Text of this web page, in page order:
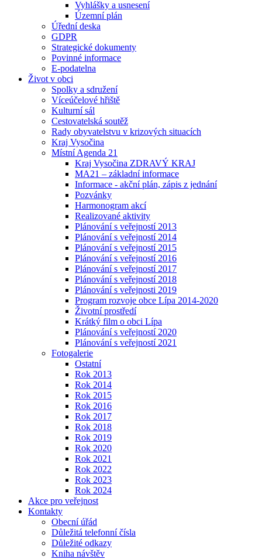
Vyhlášky a usnesení
Územní plán
Úřední deska
GDPR
Strategické dokumenty
Povinné informace
E-podatelna
Život v obci
Spolky a sdružení
Víceúčelové hřiště
Kulturní sál
Cestovatelská soutěž
Rady obyvatelstvu v krizových situacích
Kraj Vysočina
Místní Agenda 21
Kraj Vysočina ZDRAVÝ KRAJ
MA21 – základní informace
Informace - akční plán, zápis z jednání
Pozvánky
Harmonogram akcí
Realizované aktivity
Plánování s veřejností 2013
Plánování s veřejností 2014
Plánování s veřejností 2015
Plánování s veřejností 2016
Plánování s veřejností 2017
Plánování s veřejností 2018
Plánování s veřejnosti 2019
Program rozvoje obce Lípa 2014-2020
Životní prostředí
Krátký film o obci Lípa
Plánování s veřejností 2020
Plánování s veřejností 2021
Fotogalerie
Ostatní
Rok 2013
Rok 2014
Rok 2015
Rok 2016
Rok 2017
Rok 2018
Rok 2019
Rok 2020
Rok 2021
Rok 2022
Rok 2023
Rok 2024
Akce pro veřejnost
Kontakty
Obecní úřád
Důležitá telefonní čísla
Důležité odkazy
Kniha návštěv